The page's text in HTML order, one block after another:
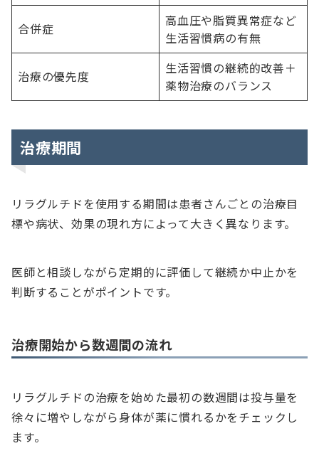
合併症
高血圧や脂質異常症など
生活習慣病の有無
治療の優先度
生活習慣の継続的改善＋
薬物治療のバランス
治療期間
リラグルチドを使用する期間は患者さんごとの治療目
標や病状、効果の現れ方によって大きく異なります。
医師と相談しながら定期的に評価して継続か中止かを
判断することがポイントです。
治療開始から数週間の流れ
リラグルチドの治療を始めた最初の数週間は投与量を
徐々に増やしながら身体が薬に慣れるかをチェックし
ます。